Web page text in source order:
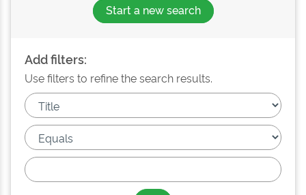
Start a new search
Add filters:
Use filters to refine the search results.